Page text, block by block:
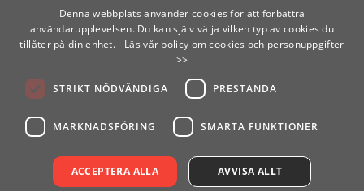
SWEDISH
Denna webbplats använder cookies för att förbättra
användarupplevelsen. Du kan själv välja vilken typ av cookies du
tillåter på din enhet. - Läs vår policy om cookies och personuppgifter
>>
STRIKT NÖDVÄNDIGA PRESTANDA
MARKNADSFÖRING SMARTA FUNKTIONER
ACCEPTERA ALLA AVVISA ALLT